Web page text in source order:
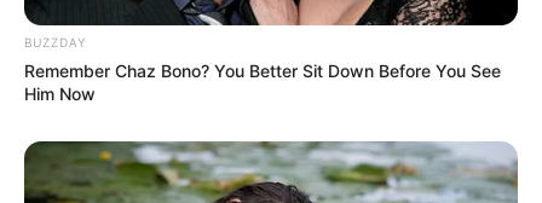
BUZZDAY
Remember Chaz Bono? You Better Sit Down Before You See
Him Now